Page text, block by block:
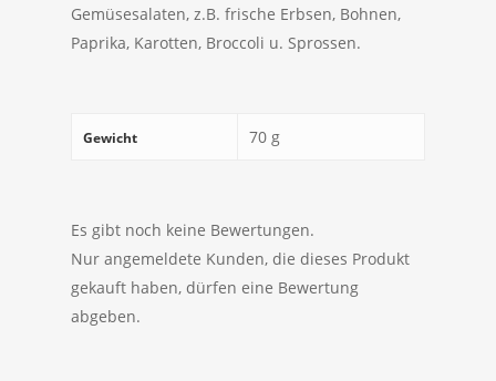
Gemüsesalaten, z.B. frische Erbsen, Bohnen,
Paprika, Karotten, Broccoli u. Sprossen.
Gewicht 70 g
Es gibt noch keine Bewertungen.
Nur angemeldete Kunden, die dieses Produkt
gekauft haben, dürfen eine Bewertung
abgeben.